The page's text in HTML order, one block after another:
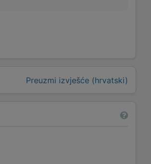
Preuzmi izvješće (hrvatski)